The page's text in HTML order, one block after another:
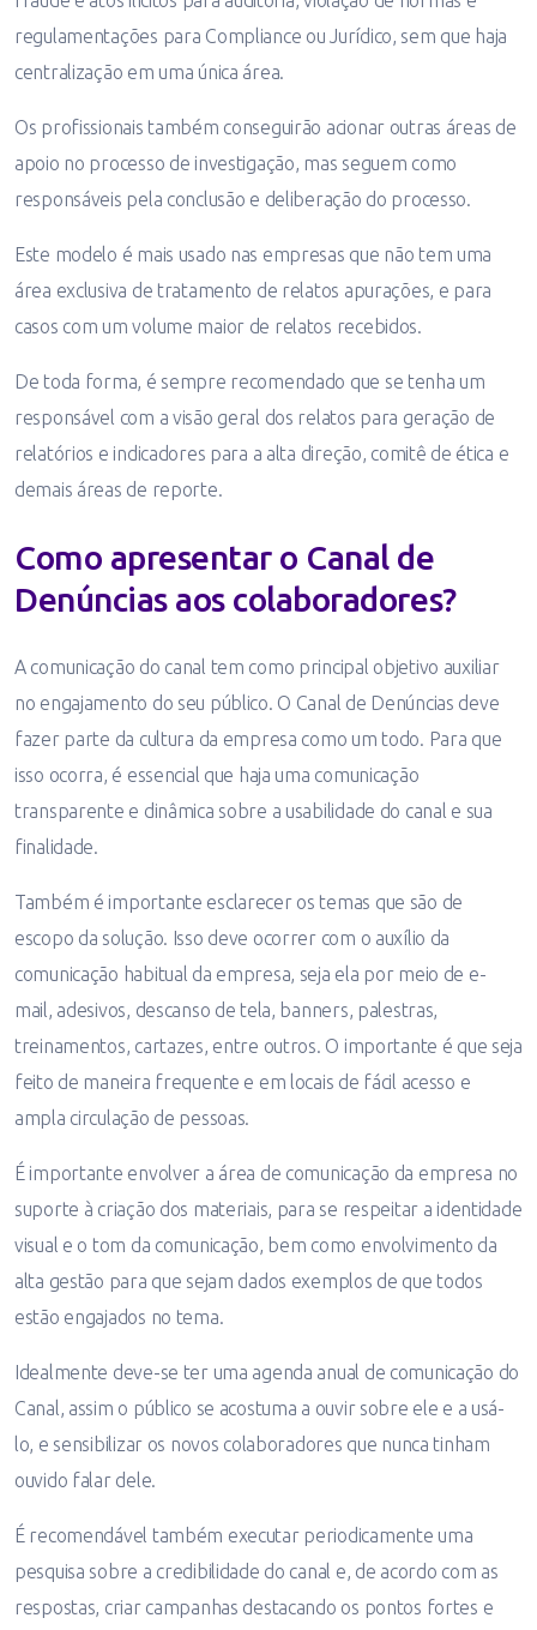
regulamentações para Compliance ou Jurídico, sem que haja
centralização em uma única área.
Os profissionais também conseguirão acionar outras áreas de
apoio no processo de investigação, mas seguem como
responsáveis pela conclusão e deliberação do processo.
Este modelo é mais usado nas empresas que não tem uma
área exclusiva de tratamento de relatos apurações, e para
casos com um volume maior de relatos recebidos.
De toda forma, é sempre recomendado que se tenha um
responsável com a visão geral dos relatos para geração de
relatórios e indicadores para a alta direção, comitê de ética e
demais áreas de reporte.
Como apresentar o Canal de
Denúncias aos colaboradores?
A comunicação do canal tem como principal objetivo auxiliar
no engajamento do seu público. O Canal de Denúncias deve
fazer parte da cultura da empresa como um todo. Para que
isso ocorra, é essencial que haja uma comunicação
transparente e dinâmica sobre a usabilidade do canal e sua
finalidade.
Também é importante esclarecer os temas que são de
escopo da solução. Isso deve ocorrer com o auxílio da
comunicação habitual da empresa, seja ela por meio de e-
mail, adesivos, descanso de tela, banners, palestras,
treinamentos, cartazes, entre outros. O importante é que seja
feito de maneira frequente e em locais de fácil acesso e
ampla circulação de pessoas.
É importante envolver a área de comunicação da empresa no
suporte à criação dos materiais, para se respeitar a identidade
visual e o tom da comunicação, bem como envolvimento da
alta gestão para que sejam dados exemplos de que todos
estão engajados no tema.
Idealmente deve-se ter uma agenda anual de comunicação do
Canal, assim o público se acostuma a ouvir sobre ele e a usá-
lo, e sensibilizar os novos colaboradores que nunca tinham
ouvido falar dele.
É recomendável também executar periodicamente uma
pesquisa sobre a credibilidade do canal e, de acordo com as
respostas, criar campanhas destacando os pontos fortes e